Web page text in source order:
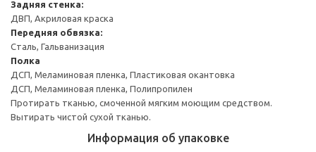
Задняя стенка:
ДВП, Акриловая краска
Передняя обвязка:
Сталь, Гальванизация
Полка
ДСП, Меламиновая пленка, Пластиковая окантовка
ДСП, Меламиновая пленка, Полипропилен
Протирать тканью, смоченной мягким моющим средством.
Вытирать чистой сухой тканью.
Информация об упаковке